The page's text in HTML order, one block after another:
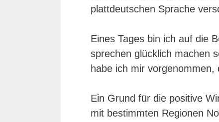
plattdeutschen Sprache
Eines Tages bin ich auf die
sprechen glücklich machen
habe ich mir
Ein Grund für die positive
mit bestimmten Regionen